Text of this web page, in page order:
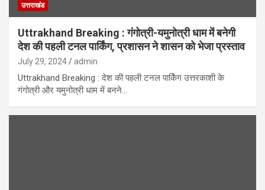
उत्तराखंड
Uttrakhand Breaking : गंगोत्री-यमुनोत्री धाम में बनेगी
देश की पहली टनल पार्किंग, प्रशासन ने शासन को भेजा प्रस्ताव
July 29, 2024 admin
Uttrakhand Breaking : देश की पहली टनल पार्किंग उत्तरकाशी के
गंगोत्री और यमुनोत्री धाम में बनने…